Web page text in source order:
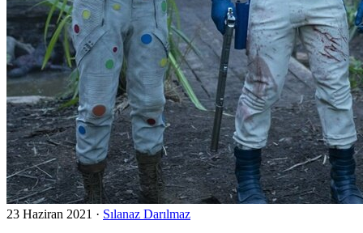
23 Haziran 2021 · Sılanaz Darılmaz